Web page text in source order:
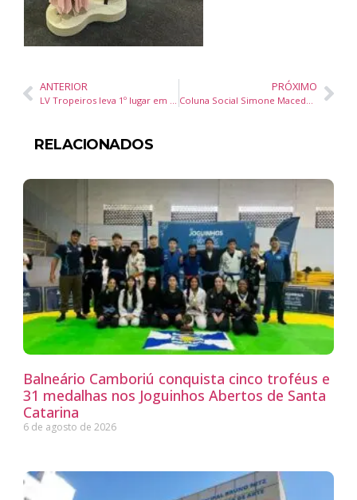
ANTERIOR
LV Tropeiros leva 1º lugar em Danças Populares Brasileiras no Dance Joaçaba
PRÓXIMO
Coluna Social Simone Macedo – Jornal Diário DC, 19 de agosto de 2025
RELACIONADOS
Balneário Camboriú conquista cinco troféus e
31 medalhas nos Joguinhos Abertos de Santa
Catarina
6 de agosto de 2026